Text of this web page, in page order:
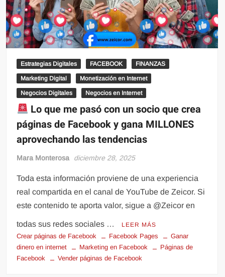
Estrategias Digitales FACEBOOK FINANZAS
Marketing Digital Monetización en Internet
Negocios Digitales Negocios en Internet
Lo que me pasó con un socio que crea
páginas de Facebook y gana MILLONES
aprovechando las tendencias
Mara Monterosa diciembre 28, 2025
Toda esta información proviene de una experiencia
real compartida en el canal de YouTube de Zeicor. Si
este contenido te aporta valor, sigue a @Zeicor en
todas sus redes sociales … LEER MÁS
Crear páginas de Facebook Facebook Pages
Ganar
dinero en internet
Marketing en Facebook
Páginas de
Facebook
Vender páginas de Facebook